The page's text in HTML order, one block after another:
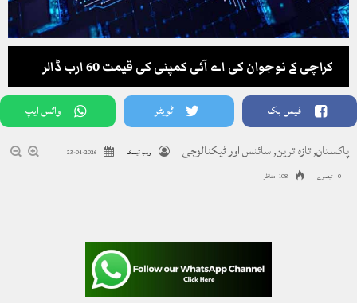
کراچی کے نوجوان کی اے آئی کمپنی کی قیمت 60 ارب ڈالر
فیس بک ٹویٹر واٹس ایپ
پاکستان,تازہ ترین,سائنس اور ٹیکنالوجی ویب ڈیسک 2026-04-23
0 تبصرے 108 مناظر